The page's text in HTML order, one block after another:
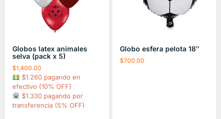
Globos latex animales
selva (pack x 5)
$1,400.00
$1.260 pagando en
efectivo (10% OFF)
$1.330 pagando por
transferencia (5% OFF)
Globo esfera pelota 18″
$700.00